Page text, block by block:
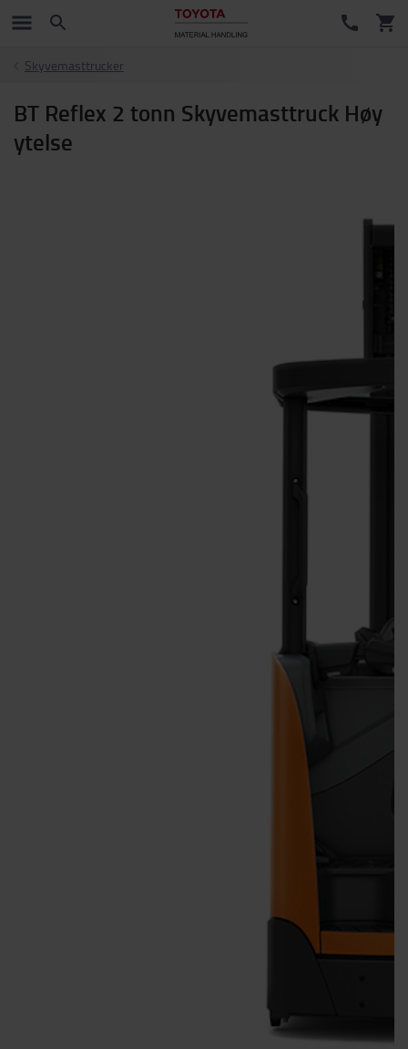
Skyvemasttrucker
BT Reflex 2 tonn Skyvemasttruck Høy
ytelse